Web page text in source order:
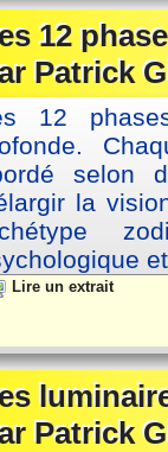
12
Patrick
12
selon
la
Lire un extrait
Patrick